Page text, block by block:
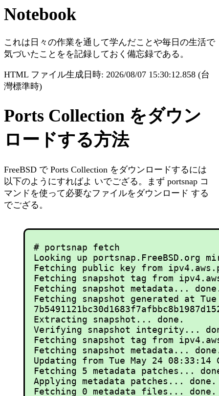
Notebook
これは日々の作業を通して学んだことや毎日の生活で
気づいたことをを記録しておく備忘録である。
HTML ファイル生成日時: 2026/08/07 15:30:12.858 (台
灣標準時)
Ports Collection をダウン
ロードする方法
FreeBSD で Ports Collection をダウンロードするには
以下のようにすればよ いでござる。まず portsnap コ
マンドを使って必要なファイルをダウンロード する
でござる。
# portsnap fetch
Looking up
Fetching public key from
Fetching snapshot tag from
Fetching snapshot metadata...
Fetching snapshot generated at Tue
Extracting snapshot... done.
Verifying snapshot integrity...
Fetching snapshot tag from
Fetching snapshot metadata...
Updating from Tue May 24 08:33:14
Fetching 5 metadata patches...
Applying metadata patches... done.
Fetching 0 metadata files... done.